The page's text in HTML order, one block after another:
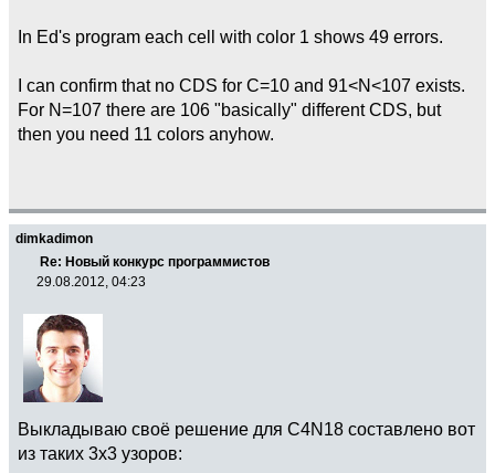
In Ed's program each cell with color 1 shows 49 errors.
I can confirm that no CDS for C=10 and 91<N<107 exists.
For N=107 there are 106 "basically" different CDS, but
then you need 11 colors anyhow.
dimkadimon
Re: Новый конкурс программистов
29.08.2012, 04:23
Выкладываю своё решение для C4N18 составлено вот
из таких 3х3 узоров: